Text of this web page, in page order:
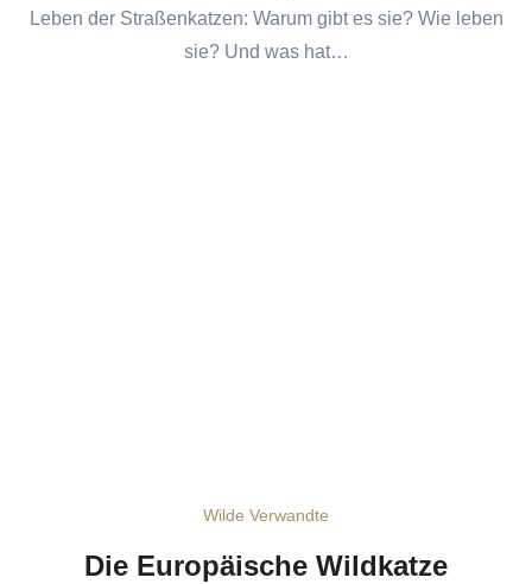
Leben der Straßenkatzen: Warum gibt es sie? Wie leben
sie? Und was hat…
Wilde Verwandte
Die Europäische Wildkatze